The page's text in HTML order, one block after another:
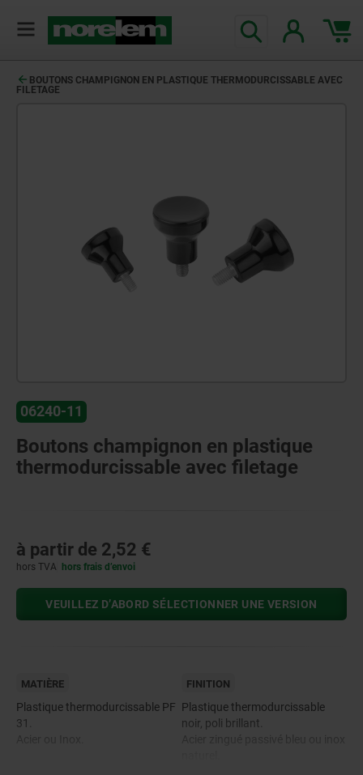
BOUTONS CHAMPIGNON EN PLASTIQUE THERMODURCISSABLE AVEC
FILETAGE
06240-11
Boutons champignon en plastique
thermodurcissable avec filetage
à partir de 2,52 €
hors TVA hors frais d’envoi
VEUILLEZ D’ABORD SÉLECTIONNER UNE VERSION
MATIÈRE
Plastique thermodurcissable PF
31.
FINITION
Plastique thermodurcissable
noir, poli brillant.